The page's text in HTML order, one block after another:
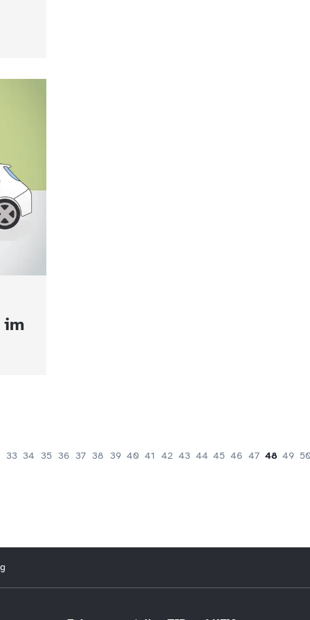
im
33 34 35 36 37 38 39 40 41 42 43 44 45 46 47 48 49